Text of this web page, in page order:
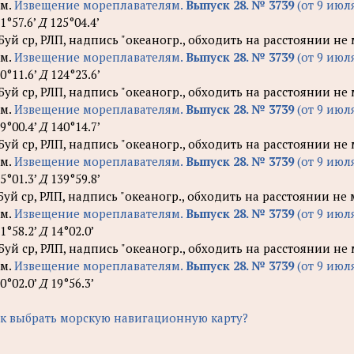
Извещение мореплавателям. Выпуск 28. № 3739(от 9
Д125°04.4’
ср, РЛП, надпись "океаногр., обходить на расстоянии
Извещение мореплавателям. Выпуск 28. № 3739(от 9
Д124°23.6’
ср, РЛП, надпись "океаногр., обходить на расстоянии
Извещение мореплавателям. Выпуск 28. № 3739(от 9
Д140°14.7’
ср, РЛП, надпись "океаногр., обходить на расстоянии
Извещение мореплавателям. Выпуск 28. № 3739(от 9
Д139°59.8’
ср, РЛП, надпись "океаногр., обходить на расстоянии
Извещение мореплавателям. Выпуск 28. № 3739(от 9
Д14°02.0’
ср, РЛП, надпись "океаногр., обходить на расстоянии
Извещение мореплавателям. Выпуск 28. № 3739(от 9
Д19°56.3’
выбрать морскую навигационную карту?